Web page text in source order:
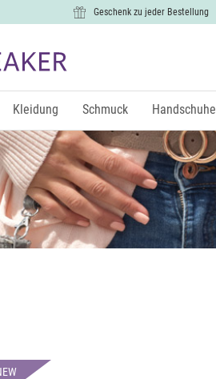
Geschenk zu jeder Bestellung
Kleidung Schmuck Handschuhe